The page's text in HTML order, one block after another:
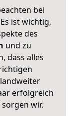
bei
ist wichtig,
des
und zu
dass alles
erfolgreich
wir.